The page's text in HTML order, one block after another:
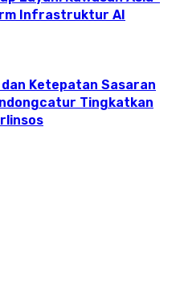
Infrastruktur AI
Ketepatan Sasaran
Tingkatkan